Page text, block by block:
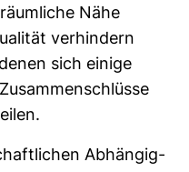
Nähe
ver­hin­dern
sich einige
Abhän­gig­